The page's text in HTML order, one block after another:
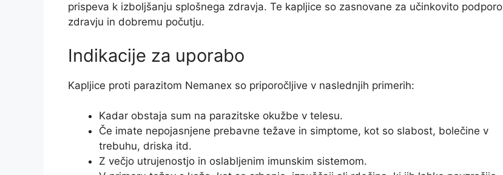
prispeva k izboljšanju splošnega zdravja. Te kapljice so zasnovane za učinkovito podporo
zdravju in dobremu počutju.
Indikacije za uporabo
Kapljice proti parazitom Nemanex so priporočljive v naslednjih primerih:
Kadar obstaja sum na parazitske okužbe v telesu.
Če imate nepojasnjene prebavne težave in simptome, kot so slabost, bolečine v
trebuhu, driska itd.
Z večjo utrujenostjo in oslabljenim imunskim sistemom.